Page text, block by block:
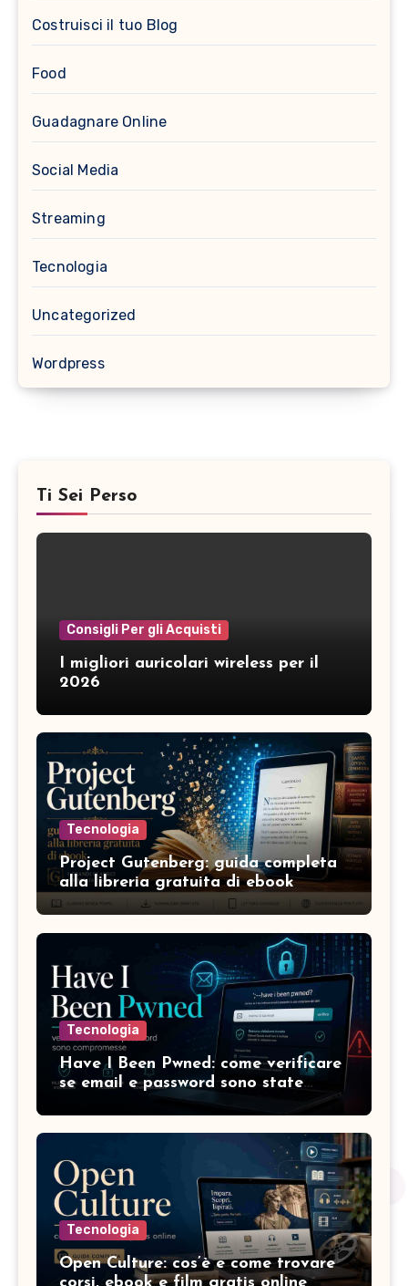
Costruisci il tuo Blog
Food
Guadagnare Online
Social Media
Streaming
Tecnologia
Uncategorized
Wordpress
Ti Sei Perso
Consigli Per gli Acquisti
I migliori auricolari wireless per il
2026
Tecnologia
Project Gutenberg: guida completa
alla libreria gratuita di ebook
Tecnologia
Have I Been Pwned: come verificare
se email e password sono state
compromesse
Tecnologia
Open Culture: cos’è e come trovare